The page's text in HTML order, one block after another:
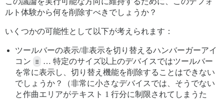
ルト体験から何を削除すべきでしょうか？
いくつかの可能性として以下が考えられます：
ツールバーの表示/非表示を切り替えるハンバーガーアイ
コン ≡ … 特定のサイズ以上のデバイスではツールバー
を常に表示し、切り替え機能を削除することはできない
でしょうか？（非常に小さなデバイスでは、そうでない
と作曲エリアがテキスト 1 行分に制限されてしまうた